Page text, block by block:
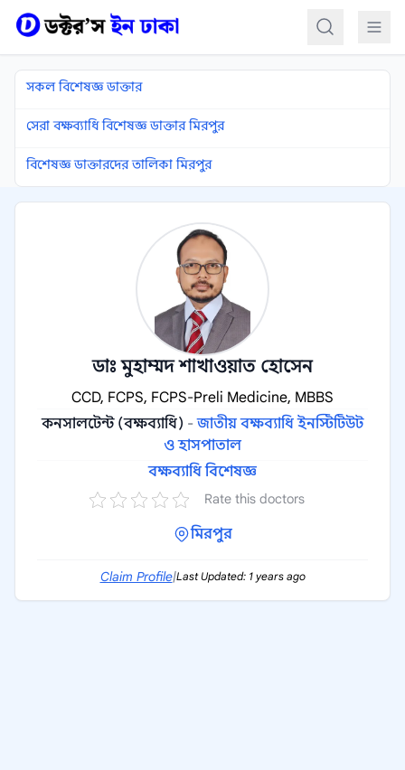
সকল বিশেষজ্ঞ ডাক্তার
সেরা বক্ষব্যাধি বিশেষজ্ঞ ডাক্তার মিরপুর
বিশেষজ্ঞ ডাক্তারদের তালিকা মিরপুর
ডাঃ মুহাম্মদ শাখাওয়াত হোসেন
CCD, FCPS, FCPS-Preli Medicine, MBBS
কনসালটেন্ট (বক্ষব্যাধি) -জাতীয় বক্ষব্যাধি ইনস্টিটিউট
ও হাসপাতাল
বক্ষব্যাধি বিশেষজ্ঞ
Rate this doctors
মিরপুর
Claim Profile|Last Updated: 1 years ago